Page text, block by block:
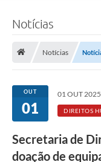
A História
Notícias
Diário Oficial
Notícias
Notícias
OUT
01
01 OUT 2025
DIREITOS
Secretaria de
doação de